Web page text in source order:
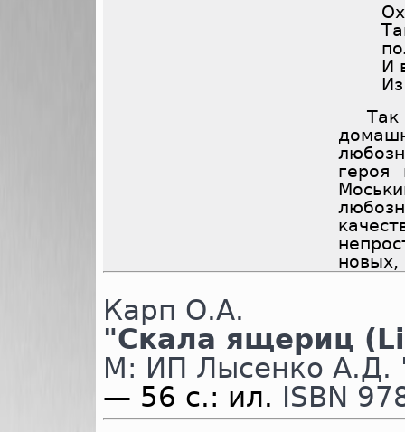
И
героя
новых,
Карп О.А.
"Скала ящериц
М: ИП Лысенко А.Д.
— 56 с.: ил. ISBN